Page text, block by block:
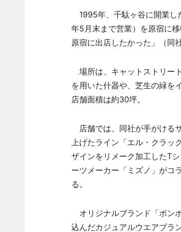
1995年、千駄ヶ谷に開業し
年5月末まで営業）を原宿に
原宿に出店したかった」（同
場所は、キャットストリー
を用いた什器や、芝生の緑を
店舗面積は約30坪。
店舗では、同社が手がける
上げたライン「エル・クラッ
ザインをリメーク加工したT
ーツメーカー「ミズノ」がコ
る。
オリジナルブランド「ボン
込んだカジュアルウエアブラ